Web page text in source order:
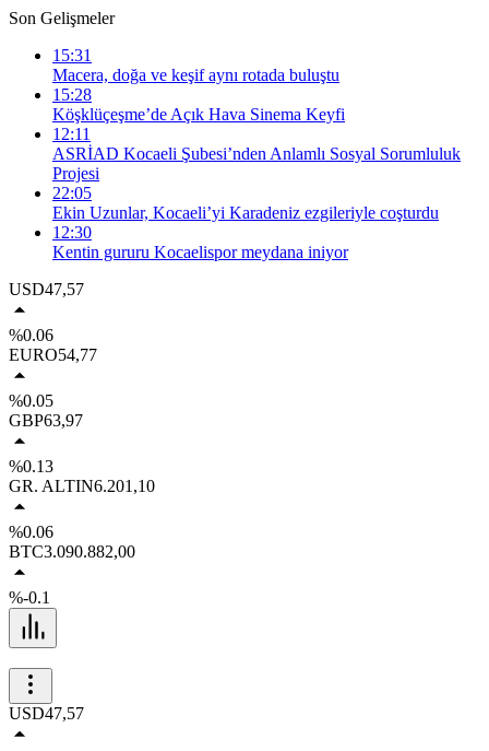
Son Gelişmeler
15:31
Macera, doğa ve keşif aynı rotada buluştu
15:28
Köşklüçeşme’de Açık Hava Sinema Keyfi
12:11
ASRİAD Kocaeli Şubesi’nden Anlamlı Sosyal Sorumluluk
Projesi
22:05
Ekin Uzunlar, Kocaeli’yi Karadeniz ezgileriyle coşturdu
12:30
Kentin gururu Kocaelispor meydana iniyor
USD47,57
%0.06
EURO54,77
%0.05
GBP63,97
%0.13
GR. ALTIN6.201,10
%0.06
BTC3.090.882,00
%-0.1
USD47,57